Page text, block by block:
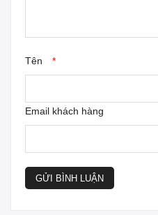
Tên *
Email khách hàng
GỬI BÌNH LUẬN